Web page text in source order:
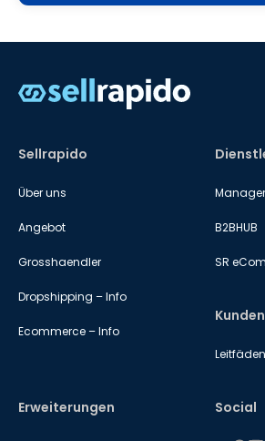
Sellrapido
Über uns
Angebot
Grosshaendler
Dropshipping – Info
Ecommerce – Info
Manager
B2BHUB
SR
Erweiterungen
Leitfäden
Social